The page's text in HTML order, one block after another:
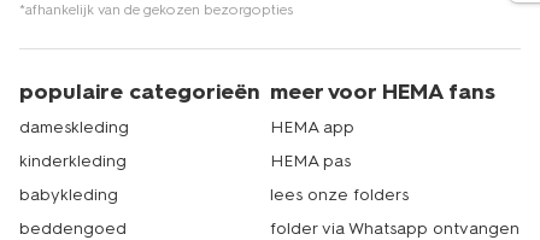
*afhankelijk van de gekozen bezorgopties
populaire categorieën
dameskleding
kinderkleding
babykleding
beddengoed
meer voor HEMA fans
HEMA app
HEMA pas
lees onze folders
folder via Whatsapp ontvangen